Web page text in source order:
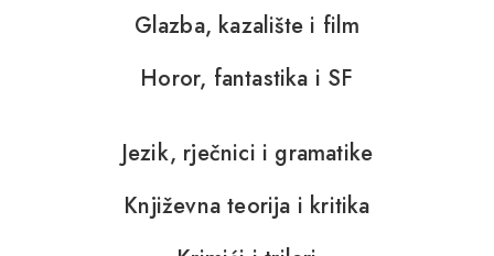
Glazba, kazalište i film
Horor, fantastika i SF
Jezik, rječnici i gramatike
Književna teorija i kritika